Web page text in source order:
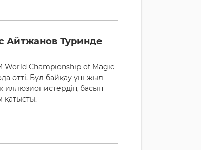
Айтжанов Туринде
World Championship of Magic
өтті. Бұл байқау үш жыл
иллюзионистердің басын
қатысты.